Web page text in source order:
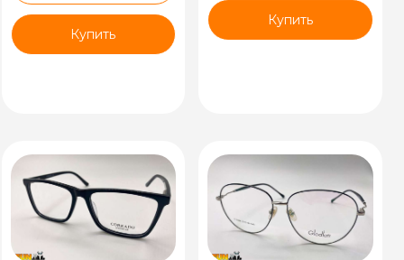
Купить
Купить